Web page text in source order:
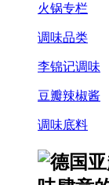
火锅专栏
调味品类
李锦记调味
豆瓣辣椒酱
调味底料